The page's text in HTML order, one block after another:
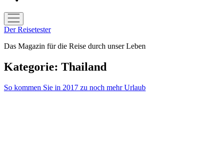
Menü
öffnen
Der Reisetester
Das Magazin für die Reise durch unser Leben
Kategorie: Thailand
So kommen Sie in 2017 zu noch mehr Urlaub